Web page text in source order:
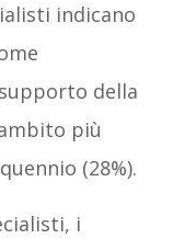
indicano
della
più
(28%).
i